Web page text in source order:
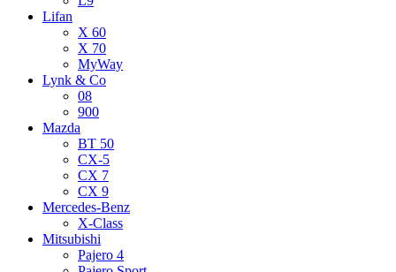
Lifan
X 60
X 70
MyWay
Lynk & Co
08
900
Mazda
BT 50
CX-5
CX 7
CX 9
Mercedes-Benz
X-Class
Mitsubishi
Pajero 4